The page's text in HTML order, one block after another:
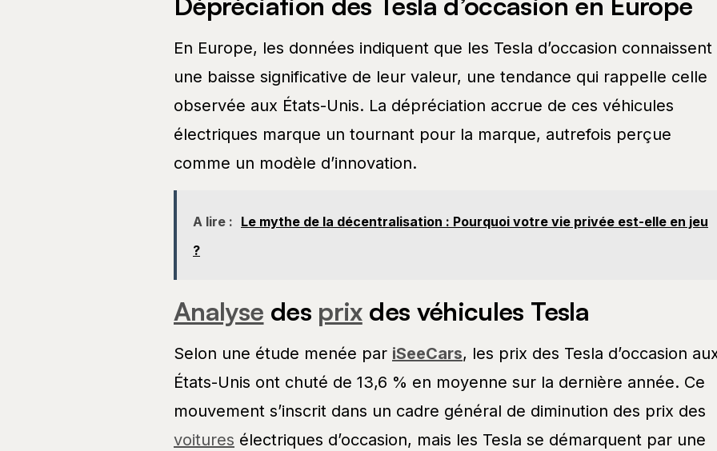
En Europe, les données indiquent que les Tesla d’occasion connaissent
une baisse significative de leur valeur, une tendance qui rappelle celle
observée aux États-Unis. La dépréciation accrue de ces véhicules
électriques marque un tournant pour la marque, autrefois perçue
comme un modèle d’innovation.
A lire : Le mythe de la décentralisation : Pourquoi votre vie privée est-elle en jeu
?
Analyse des prixdes véhicules Tesla
Selon une étude menée par iSeeCars, les prix des Tesla d’occasion
États-Unis ont chuté de 13,6 % en moyenne sur la dernière année. Ce
mouvement s’inscrit dans un cadre général de diminution des prix des
voitures électriques d’occasion, mais les Tesla se démarquent par une